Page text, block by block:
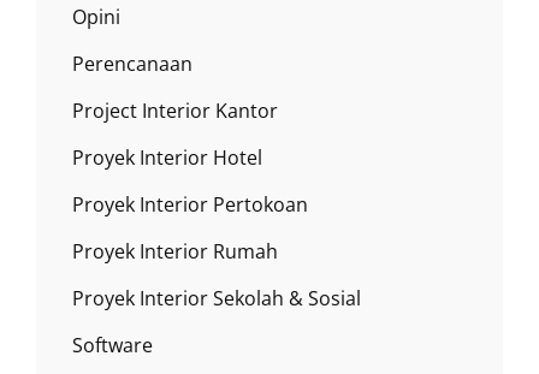
Opini
Perencanaan
Project Interior Kantor
Proyek Interior Hotel
Proyek Interior Pertokoan
Proyek Interior Rumah
Proyek Interior Sekolah & Sosial
Software